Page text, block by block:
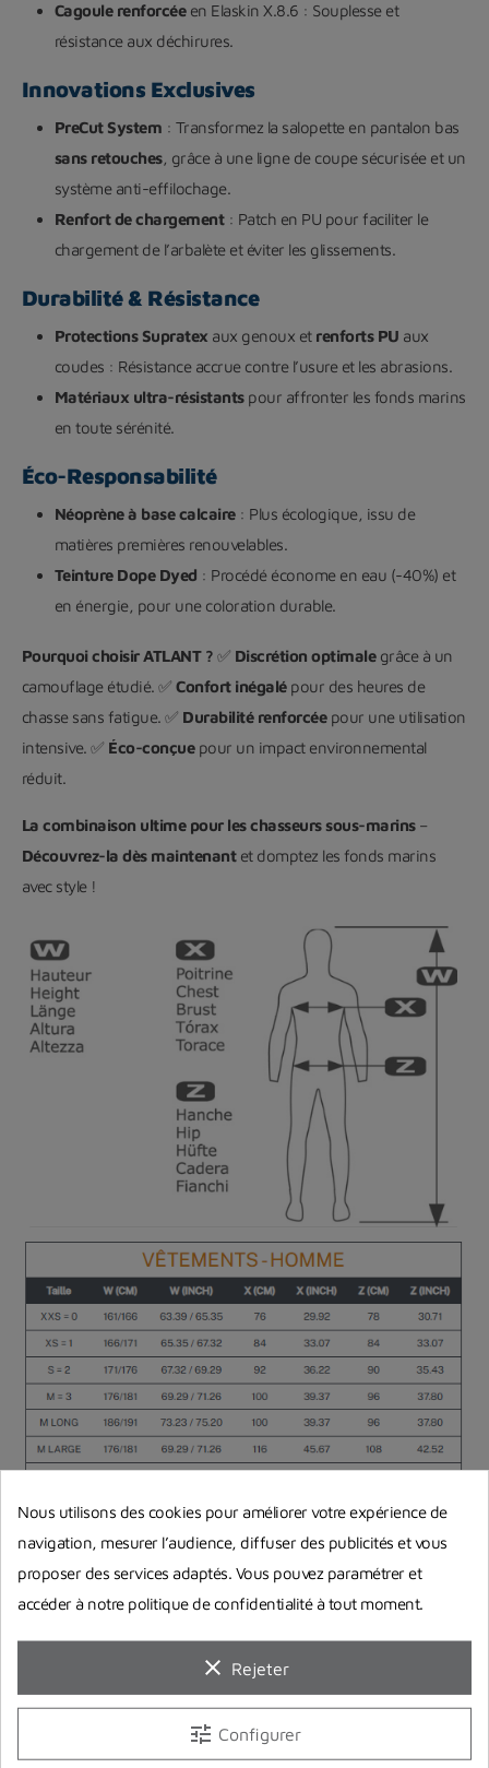
Cagoule renforcéeen Elaskin X.8.6 : Souplesse et
résistance aux déchirures.
Innovations Exclusives
PreCut System : Transformez la salopette en pantalon bas
sans retouches, grâce à une ligne de coupe sécurisée et un
système anti-effilochage.
Renfort de chargement: Patch en PU pour faciliter le
chargement de l’arbalète et éviter les glissements.
Durabilité & Résistance
Protections Supratex aux genoux et renforts PU aux
coudes : Résistance accrue contre l’usure et les abrasions.
Matériaux ultra-résistantspour affronter les fonds marins
en toute sérénité.
Éco-Responsabilité
Néoprène à base calcaire: Plus écologique, issu de
matières premières renouvelables.
Teinture Dope Dyed : Procédé économe en eau (-40%) et
en énergie, pour une coloration durable.
Pourquoi choisir ATLANT ? ✅ Discrétion optimalegrâce à un
camouflage étudié. ✅Confort inégalépour des heures de
chasse sans fatigue. ✅ Durabilité renforcéepour une utilisation
intensive. ✅ Éco-conçuepour un impact environnemental
réduit.
La combinaison ultime pour les chasseurs sous-marins–
Découvrez-la dès maintenantet domptez les fonds marins
avec style !
Nous utilisons des cookies pour améliorer votre expérience de
navigation, mesurer l’audience, diffuser des publicités et vous
proposer des services adaptés. Vous pouvez paramétrer et
accéder à notre politique de confidentialité à tout moment.
clear Rejeter
tune Configurer